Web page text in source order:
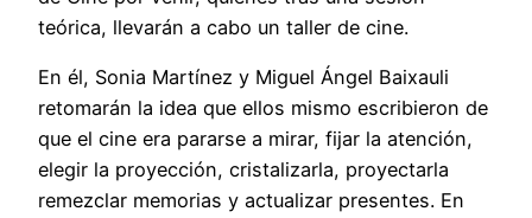
teórica, llevarán a cabo un taller de cine.
En él, Sonia Martínez y Miguel Ángel Baixauli
retomarán la idea que ellos mismo escribieron de
que el cine era pararse a mirar, fijar la atención,
elegir la proyección, cristalizarla, proyectarla
remezclar memorias y actualizar presentes. En